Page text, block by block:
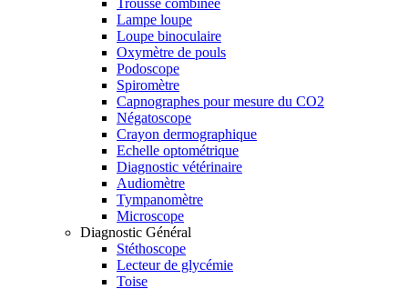
Trousse combinée
Lampe loupe
Loupe binoculaire
Oxymètre de pouls
Podoscope
Spiromètre
Capnographes pour mesure du CO2
Négatoscope
Crayon dermographique
Echelle optométrique
Diagnostic vétérinaire
Audiomètre
Tympanomètre
Microscope
Diagnostic Général
Stéthoscope
Lecteur de glycémie
Toise